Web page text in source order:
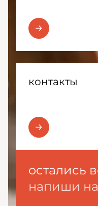
контакты
остались
напиши